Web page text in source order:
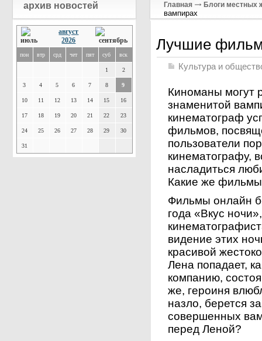
архив новостей
август
2026
пон втр срд чет пят суб вск
1 2
3 4 5 6 7 8 9
10 11 12 13 14 15 16
17 18 19 20 21 22 23
24 25 26 27 28 29 30
31
Главная Блоги местных
вампирах
Лучшие
Культура и
Киноманы могут
знаменитой
кинематограф
фильмов,
пользователи
кинематографу,
насладиться
Какие же фильмы
Фильмы онлайн
года «Вкус
видение этих
красивой
Лена попадает,
компанию,
же, героиня
назло, берется
совершенных
перед Леной?